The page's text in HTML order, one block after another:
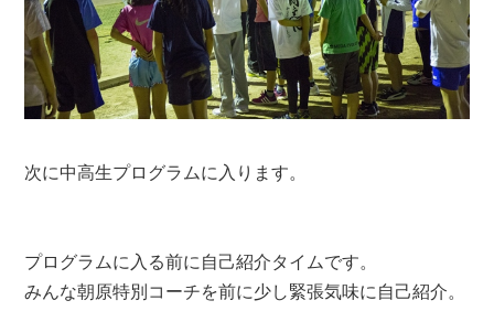
次に中高生プログラムに入ります。
プログラムに入る前に自己紹介タイムです。
みんな朝原特別コーチを前に少し緊張気味に自己紹介。